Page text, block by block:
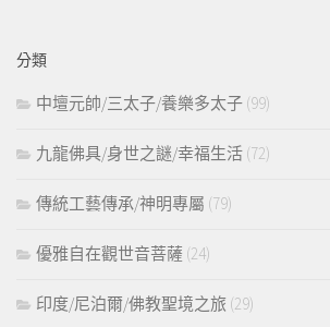
字:
分類
中壇元帥/三太子/養樂多太子 (99)
九龍佛具/身世之謎/幸福生活 (72)
傳統工藝傳承/神明專屬 (79)
優雅自在觀世音菩薩 (24)
印度/尼泊爾/佛教聖境之旅 (29)